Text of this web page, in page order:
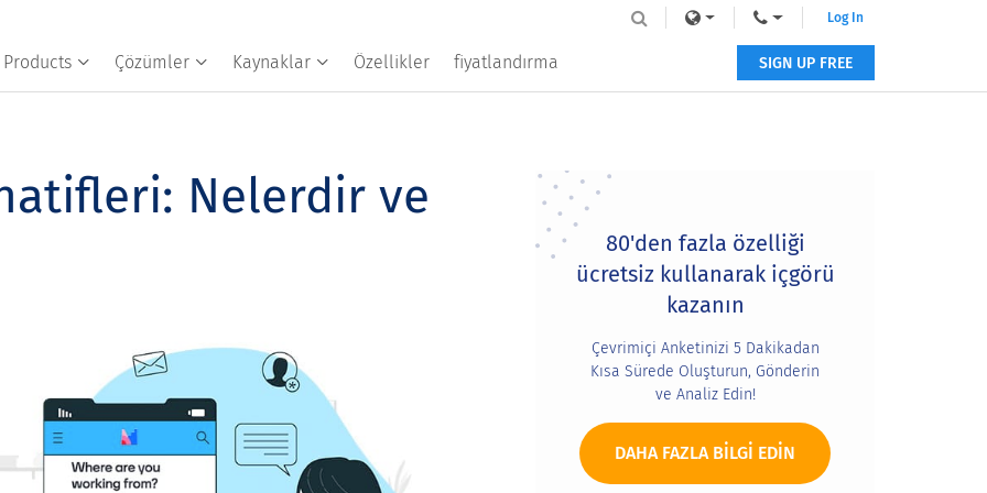
Products Çözümler Kaynaklar Özellikler fiyatlandırma
Log In
SIGN UP FREE
Nelerdir ve
Primary
Sidebar80'den fazla özelliği
ücretsiz kullanarak içgörü
kazanın
Çevrimiçi Anketinizi 5 Dakikadan
Kısa Sürede Oluşturun, Gönderin
ve Analiz Edin!
DAHA FAZLA BILGI EDIN